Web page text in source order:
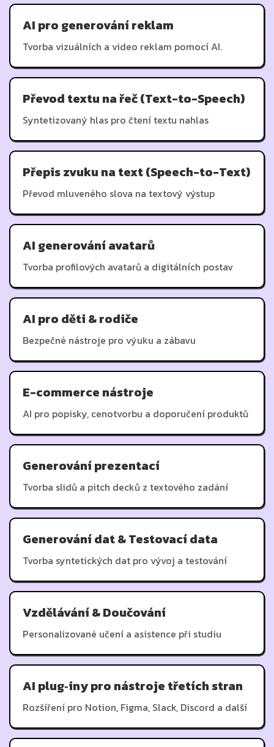
AI pro generování reklam
Tvorba vizuálních a video reklam pomocí AI.
Převod textu na řeč (Text-to-Speech)
Syntetizovaný hlas pro čtení textu nahlas
Přepis zvuku na text (Speech-to-Text)
Převod mluveného slova na textový výstup
AI generování avatarů
Tvorba profilových avatarů a digitálních postav
AI pro děti & rodiče
Bezpečné nástroje pro výuku a zábavu
E-commerce nástroje
AI pro popisky, cenotvorbu a doporučení produktů
Generování prezentací
Tvorba slidů a pitch decků z textového zadání
Generování dat & Testovací data
Tvorba syntetických dat pro vývoj a testování
Vzdělávání & Doučování
Personalizované učení a asistence při studiu
AI plug‑iny pro nástroje třetích stran
Rozšíření pro Notion, Figma, Slack, Discord a další